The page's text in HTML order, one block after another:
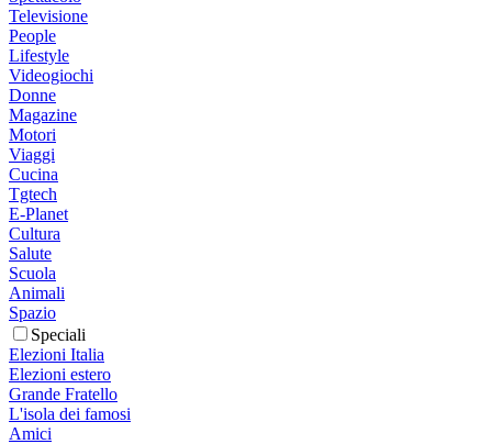
Televisione
People
Lifestyle
Videogiochi
Donne
Magazine
Motori
Viaggi
Cucina
Tgtech
E-Planet
Cultura
Salute
Scuola
Animali
Spazio
Speciali
Elezioni Italia
Elezioni estero
Grande Fratello
L'isola dei famosi
Amici